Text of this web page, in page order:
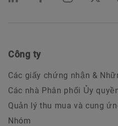
Công ty
Các giấy chứng nhận &
Các nhà Phân phối Ủy
Quản lý thu mua và cung
Nhóm